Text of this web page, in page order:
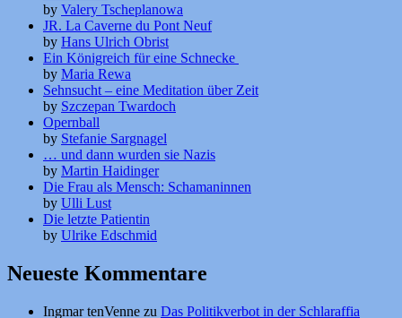
by Valery Tscheplanowa
JR. La Caverne du Pont Neuf
by Hans Ulrich Obrist
Ein Königreich für eine Schnecke
by Maria Rewa
Sehnsucht – eine Meditation über Zeit
by Szczepan Twardoch
Opernball
by Stefanie Sargnagel
… und dann wurden sie Nazis
by Martin Haidinger
Die Frau als Mensch: Schamaninnen
by Ulli Lust
Die letzte Patientin
by Ulrike Edschmid
Neueste Kommentare
Ingmar tenVenne zu Das Politikverbot in der Schlaraffia